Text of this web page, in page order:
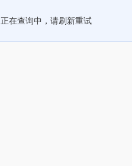
正在查询中，请刷新重试